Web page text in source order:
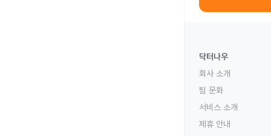
닥터나우
회사 소개
팀 문화
서비스 소개
제휴 안내